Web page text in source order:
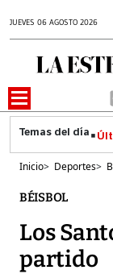
JUEVES 06 AGOSTO 2026
Inicio> Deportes>
BÉISBOL
Los
partido